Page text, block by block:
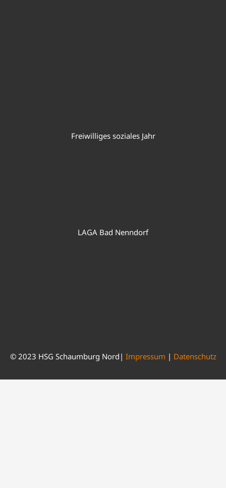
Freiwilliges soziales Jahr
LAGA Bad Nenndorf
© 2023 HSG Schaumburg Nord| Impressum | Datenschutz